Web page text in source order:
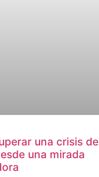
una crisis de
una mirada